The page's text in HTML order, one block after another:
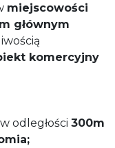
miejscowości
głównym
komercyjny
odległości 300m